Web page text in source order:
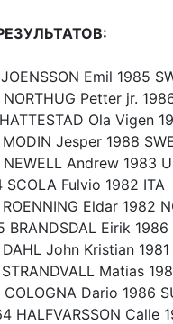
Emil 1985
Petter jr.
Ola Vigen
Jesper 1988
Andrew 1983
SCOLA Fulvio 1982 ITA
Eldar 1982
BRANDSDAL Eirik 1986
John Kristian 1981
Matias
Dario 1986
HALFVARSSON Calle